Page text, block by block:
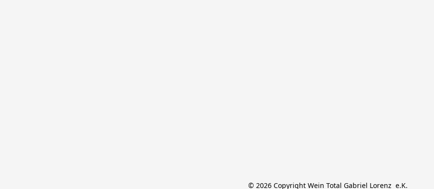
© 2026 Copyright Wein Total Gabriel Lorenz  e.K.